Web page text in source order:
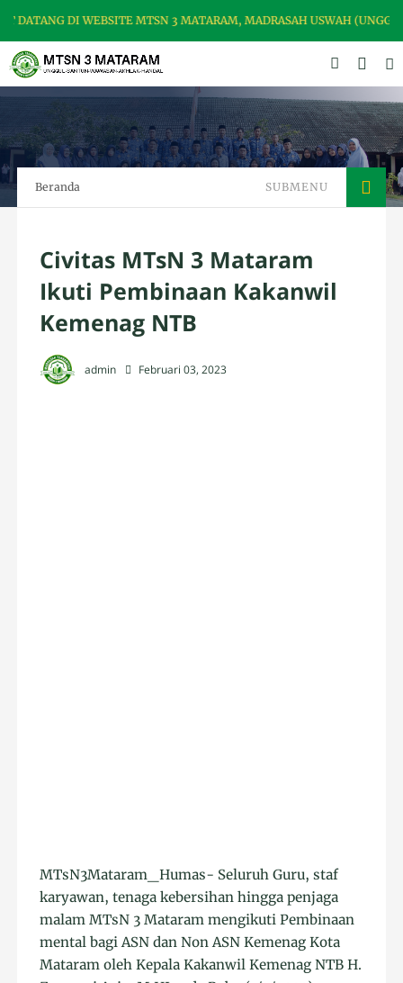
DI WEBSITE MTSN 3 MATARAM, MADRASAH USWAH (UNGGUL,
Beranda SUBMENU
Civitas MTsN 3 Mataram
Ikuti Pembinaan Kakanwil
Kemenag NTB
admin Februari 03, 2023
MTsN3Mataram_Humas- Seluruh Guru, staf
karyawan, tenaga kebersihan hingga penjaga
malam MTsN 3 Mataram mengikuti Pembinaan
mental bagi ASN dan Non ASN Kemenag Kota
Mataram oleh Kepala Kakanwil Kemenag NTB H.